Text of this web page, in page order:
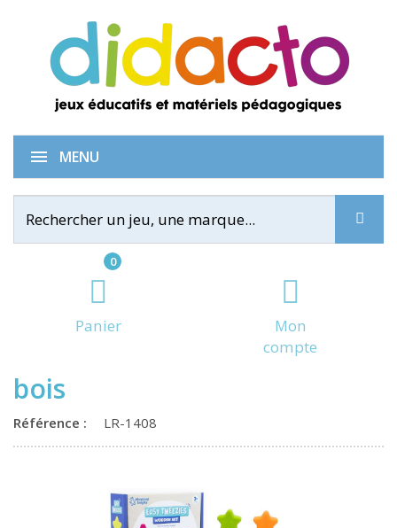
0
Panier
Mon
compte
MENU
Lot de 6 grandes pinces en
bois
Référence : LR-1408